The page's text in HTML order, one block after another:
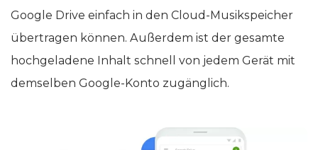
Google Drive einfach in den Cloud-Musikspeicher
übertragen können. Außerdem ist der gesamte
hochgeladene Inhalt schnell von jedem Gerät mit
demselben Google-Konto zugänglich.